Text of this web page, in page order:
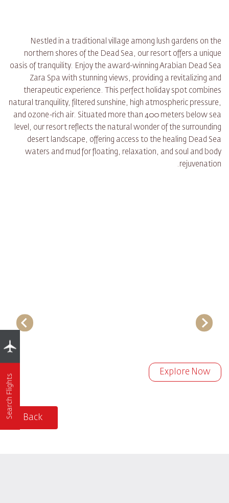
Nestled in a traditional village among lush gardens on the
northern shores of the Dead Sea, our resort offers a unique
oasis of tranquility. Enjoy the award-winning Arabian Dead Sea
Zara Spa with stunning views, providing a revitalizing and
therapeutic experience. This perfect holiday spot combines
natural tranquility, filtered sunshine, high atmospheric pressure,
and ozone-rich air. Situated more than 400 meters below sea
level, our resort reflects the natural wonder of the surrounding
desert landscape, offering access to the healing Dead Sea
waters and mud for floating, relaxation, and soul and body
rejuvenation.
Explore Now
Back
Search Flights